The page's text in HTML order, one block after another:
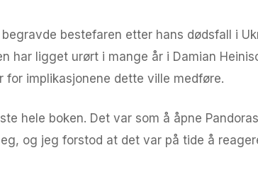
bestefaren etter hans dødsfall i
har ligget urørt i mange år i Damian
for implikasjonene dette ville medføre.
hele boken. Det var som å åpne
og jeg forstod at det var på tide å